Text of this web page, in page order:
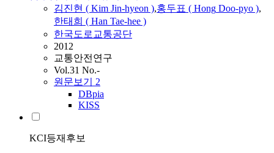
김진현 ( Kim Jin-hyeon ),홍두표 ( Hong Doo-pyo ),
한태희 ( Han Tae-hee )
한국도로교통공단
2012
교통안전연구
Vol.31 No.-
원문보기 2
DBpia
KISS
KCI등재후보